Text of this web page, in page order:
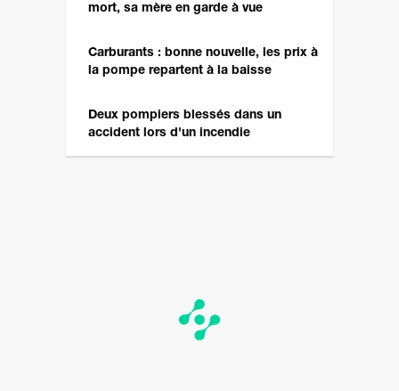
mort, sa mère en garde à vue
Carburants : bonne nouvelle, les prix à
la pompe repartent à la baisse
Deux pompiers blessés dans un
accident lors d'un incendie